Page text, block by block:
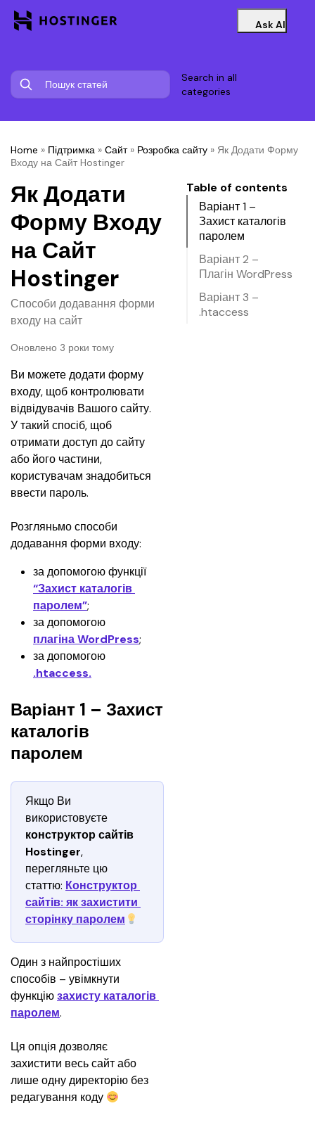
Ask AI
Search in all
categories
Home » Підтримка » Сайт» Розробка сайту » Як Додати Форму
Входу на Сайт Hostinger
Як Додати
Форму Входу
на Сайт
Hostinger
Способи додавання форми
входу на сайт
Оновлено 3 роки тому
Ви можете додати форму
входу, щоб контролювати
відвідувачів Вашого сайту.
У такий спосіб, щоб
отримати доступ до сайту
або його частини,
користувачам знадобиться
ввести пароль.
Розгляньмо способи
додавання форми входу:
за допомогою функції
“Захист каталогів
паролем”;
за допомогою
плагіна WordPress;
за допомогою
.htaccess.
Варіант 1 – Захист
каталогів
паролем
Якщо Ви
використовуєте
конструктор сайтів
Hostinger,
перегляньте цю
статтю: Конструктор
сайтів: як захистити
сторінку паролем
Один з найпростіших
способів – увімкнути
функцію захисту каталогів
паролем.
Ця опція дозволяє
захистити весь сайт або
лише одну директорію без
редагування коду
Table of contents
Варіант 1 –
Захист каталогів
паролем
Варіант 2 –
Плагін WordPress
Варіант 3 –
.htaccess